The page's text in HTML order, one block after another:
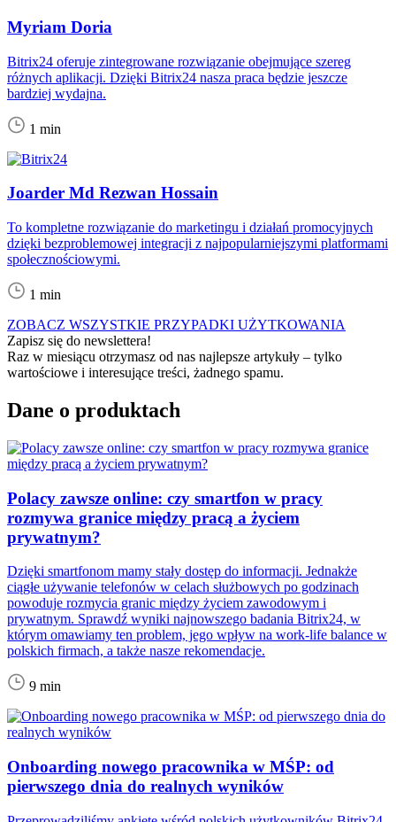
Myriam Doria
Bitrix24 oferuje zintegrowane rozwiązanie obejmujące szereg
różnych aplikacji. Dzięki Bitrix24 nasza praca będzie jeszcze
bardziej wydajna.
1 min
Joarder Md Rezwan Hossain
To kompletne rozwiązanie do marketingu i działań promocyjnych
dzięki bezproblemowej integracji z najpopularniejszymi platformami
społecznościowymi.
1 min
ZOBACZ WSZYSTKIE PRZYPADKI UŻYTKOWANIA
Zapisz się do newslettera!
Raz w miesiącu otrzymasz od nas najlepsze artykuły – tylko
wartościowe i interesujące treści, żadnego spamu.
Dane o produktach
Polacy zawsze online: czy smartfon w pracy
rozmywa granice między pracą a życiem
prywatnym?
Dzięki smartfonom mamy stały dostęp do informacji. Jednakże
ciągłe używanie telefonów w celach służbowych po godzinach
powoduje rozmycia granic między życiem zawodowym i
prywatnym. Sprawdź wyniki najnowszego badania Bitrix24, w
którym omawiamy ten problem, jego wpływ na work-life balance w
polskich firmach, a także nasze rekomendacje.
9 min
Onboarding nowego pracownika w MŚP: od
pierwszego dnia do realnych wyników